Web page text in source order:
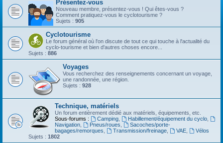
r
r
Présentez-vous
Nouveau membre, présentez-vous ! Qui êtes-vous ?
Comment pratiquez-vous le cyclotourisme ?
Sujets : 905
Cyclotourisme
Le forum général où l'on discute de tout ce qui touche à l'actualité du
cyclo-tourisme et bien d'autres choses encore...
Sujets : 886
Voyages
Vous recherchez des renseignements concernant un voyage,
une randonnée, une région.
Sujets : 928
Technique, matériels
Un forum entièrement dédié aux matériels, équipements, etc.
Sous-forums :
Camping, Habillement/équipement du cyclo,
Navigation
Pneus/roues
Sacoches/porte-
bagages/remorques
Transmission/freinage, VAE,
Vélos
Sujets : 1802